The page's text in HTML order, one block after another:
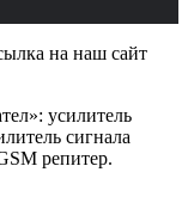
на наш сайт
усилитель
сигнала
репитер.